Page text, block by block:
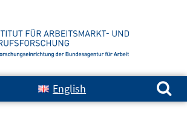
English
Suchen nach: